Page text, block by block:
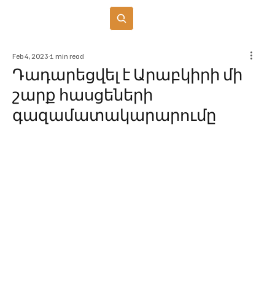
Դադարեցվել է Արաբկիրի մի
շարք հասցեների
գազամատակարարումը
Feb 4, 2023 1 min read